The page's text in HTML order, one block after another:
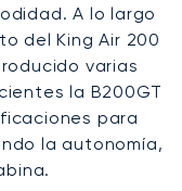
A lo largo
del King Air 200
varias
la B200GT
para
la autonomía,